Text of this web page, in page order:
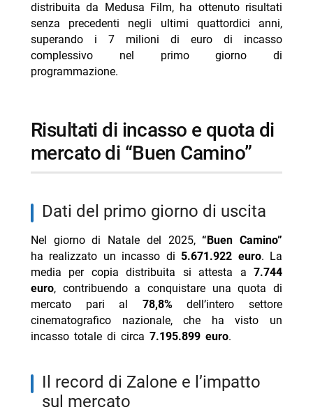
- Tutto per la mia famiglia trama 9 agosto 2026
Canale 5
- La Promessa puntata 9 agosto 2026 Lope Vera
trama
- La Belva stasera su Rai 4: trama e cast
- Tutto per la mia famiglia trama 8 agosto 2026
Canale 5
distribuita da Medusa Film, ha ottenuto risultati
senza precedenti negli ultimi quattordici anni,
superando i 7 milioni di euro di incasso
complessivo nel primo giorno di
programmazione.
risultati di incasso e quota di
mercato di “Buen Camino”
dati del primo giorno di uscita
Nel giorno di Natale del 2025,“Buen Camino”
ha realizzato un incasso di 5.671.922 euro. La
media per copia distribuita si attesta a7.744
euro, contribuendo a conquistare una quota di
mercato pari al 78,8%dell’intero settore
cinematografico nazionale, che ha visto un
incasso totale di circa 7.195.899 euro.
il record di Zalone e l’impatto
sul mercato